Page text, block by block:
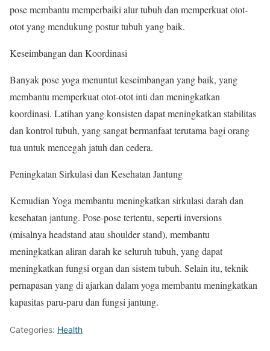
pose membantu memperbaiki alur tubuh dan memperkuat otot-
otot yang mendukung postur tubuh yang baik.
Keseimbangan dan Koordinasi
Banyak pose yoga menuntut keseimbangan yang baik, yang
membantu memperkuat otot-otot inti dan meningkatkan
koordinasi. Latihan yang konsisten dapat meningkatkan stabilitas
dan kontrol tubuh, yang sangat bermanfaat terutama bagi orang
tua untuk mencegah jatuh dan cedera.
Peningkatan Sirkulasi dan Kesehatan Jantung
Kemudian Yoga membantu meningkatkan sirkulasi darah dan
kesehatan jantung. Pose-pose tertentu, seperti inversions
(misalnya headstand atau shoulder stand), membantu
meningkatkan aliran darah ke seluruh tubuh, yang dapat
meningkatkan fungsi organ dan sistem tubuh. Selain itu, teknik
pernapasan yang di ajarkan dalam yoga membantu meningkatkan
kapasitas paru-paru dan fungsi jantung.
Categories: Health